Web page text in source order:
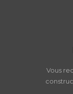
Vous